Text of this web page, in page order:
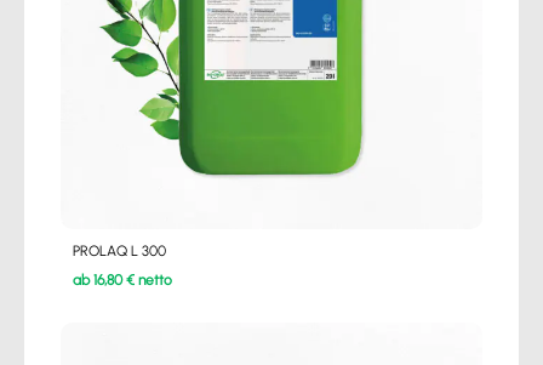
PROLAQ L 300
ab 16,80 € netto